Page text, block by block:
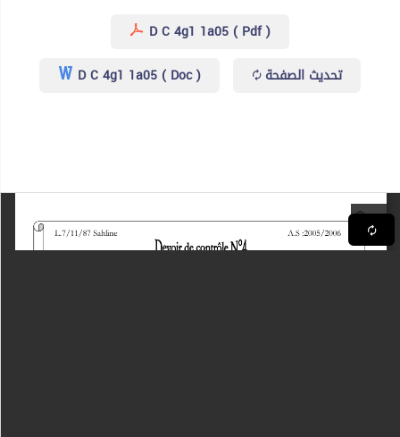
D C 4g1 1a05 ( Pdf )
D C 4g1 1a05 ( Doc )
تحديث الصفحة